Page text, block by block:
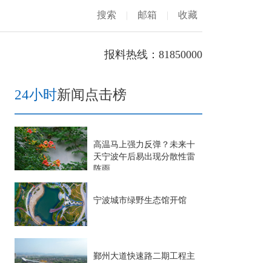
搜索 | 邮箱 | 收藏
报料热线：81850000
24小时新闻点击榜
高温马上强力反弹？未来十
天宁波午后易出现分散性雷
阵雨
宁波城市绿野生态馆开馆
鄞州大道快速路二期工程主